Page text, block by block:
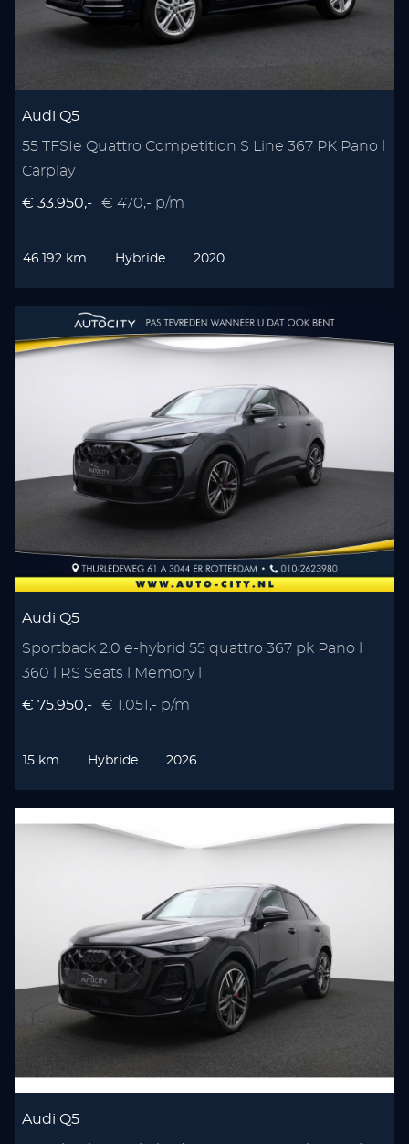
Audi Q5
55 TFSIe Quattro Competition S Line 367 PK Pano l
Carplay
€ 33.950,- € 470,- p/m
46.192 km Hybride 2020
Audi Q5
Sportback 2.0 e-hybrid 55 quattro 367 pk Pano l
360 l RS Seats l Memory l
€ 75.950,- € 1.051,- p/m
15 km Hybride 2026
Audi Q5